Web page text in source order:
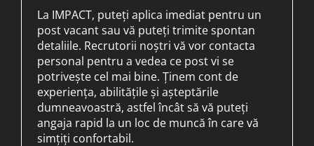
La IMPACT, puteți aplica imediat pentru un
post vacant sau vă puteți trimite spontan
detaliile. Recrutorii noștri vă vor contacta
personal pentru a vedea ce post vi se
potrivește cel mai bine. Ținem cont de
experiența, abilitățile și așteptările
dumneavoastră, astfel încât să vă puteți
angaja rapid la un loc de muncă în care vă
simțiți confortabil.